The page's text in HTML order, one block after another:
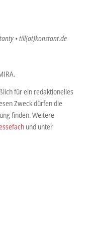
• till(at)konstant.de
für ein redaktionelles
Zweck dürfen die
finden. Weitere
und unter